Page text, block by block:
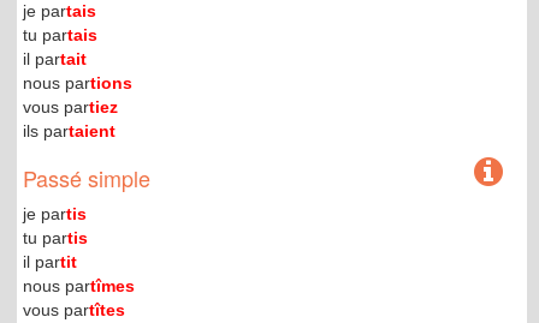
je partais
tu partais
il partait
nous partions
vous partiez
ils partaient
Passé simple
je partis
tu partis
il partit
nous partîmes
vous partîtes